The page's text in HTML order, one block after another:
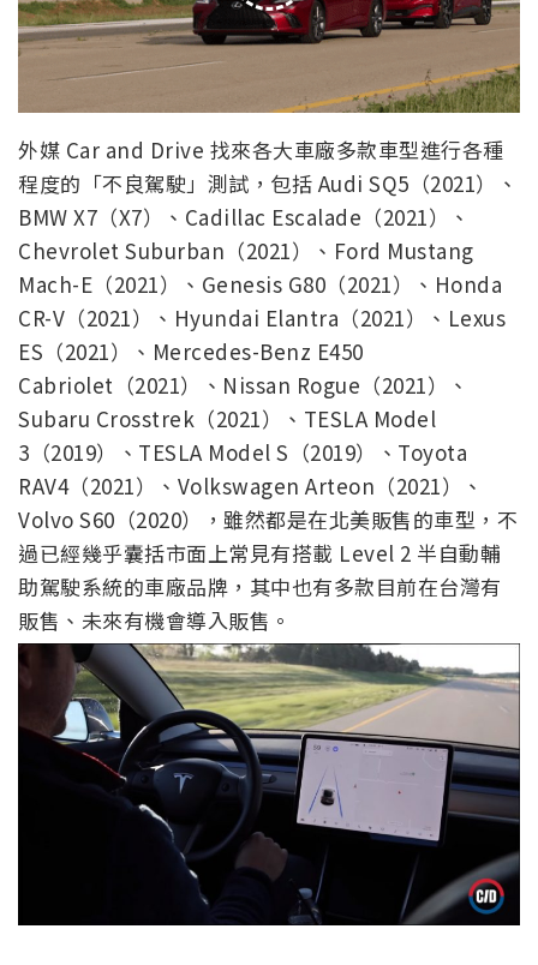
外媒 Car and Drive 找來各大車廠多款車型進行各種
程度的「不良駕駛」測試，包括 Audi SQ5（2021）、
BMW X7（X7）、Cadillac Escalade（2021）、
Chevrolet Suburban（2021）、Ford Mustang
Mach-E（2021）、Genesis G80（2021）、Honda
CR-V（2021）、Hyundai Elantra（2021）、Lexus
ES（2021）、Mercedes-Benz E450
Cabriolet（2021）、Nissan Rogue（2021）、
Subaru Crosstrek（2021）、TESLA Model
3（2019）、TESLA Model S（2019）、Toyota
RAV4（2021）、Volkswagen Arteon（2021）、
Volvo S60（2020），雖然都是在北美販售的車型，不
過已經幾乎囊括市面上常見有搭載 Level 2 半自動輔
助駕駛系統的車廠品牌，其中也有多款目前在台灣有
販售、未來有機會導入販售。